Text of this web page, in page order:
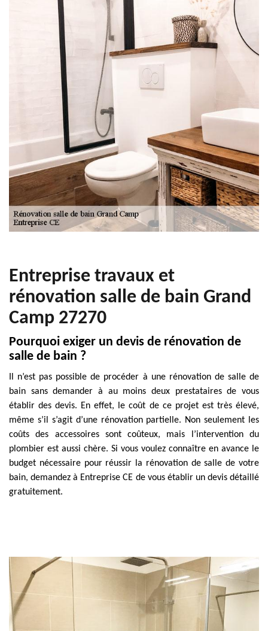
Entreprise travaux et
rénovation salle de bain Grand
Camp 27270
Pourquoi exiger un devis de rénovation de
salle de bain ?
Il n’est pas possible de procéder à une rénovation de salle de
bain sans demander à au moins deux prestataires de vous
établir des devis. En effet, le coût de ce projet est très élevé,
même s’il s’agit d’une rénovation partielle. Non seulement les
coûts des accessoires sont coûteux, mais l’intervention du
plombier est aussi chère. Si vous voulez connaître en avance le
budget nécessaire pour réussir la rénovation de salle de votre
bain, demandez à Entreprise CE de vous établir un devis détaillé
gratuitement.